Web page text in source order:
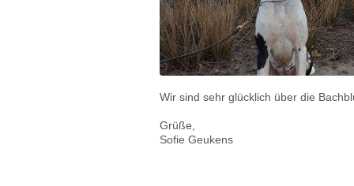
Wir sind sehr glücklich über die
Grüße,
Sofie Geukens